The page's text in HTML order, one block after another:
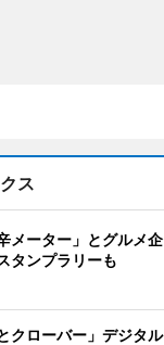
ス
メーター」とグルメ企
ンプラリーも
クローバー」デジタル